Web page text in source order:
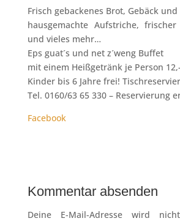
Frisch gebackenes Brot, Gebäck und
hausgemachte Aufstriche, frischer
und vieles mehr…
Eps guat´s und net z´weng Buffet
mit einem Heißgetränk je Person
Kinder bis 6 Jahre frei!
Tel. 0160/63 65 330 – Reservierung
Facebook
Kommentar absenden
Deine E-Mail-Adresse wird